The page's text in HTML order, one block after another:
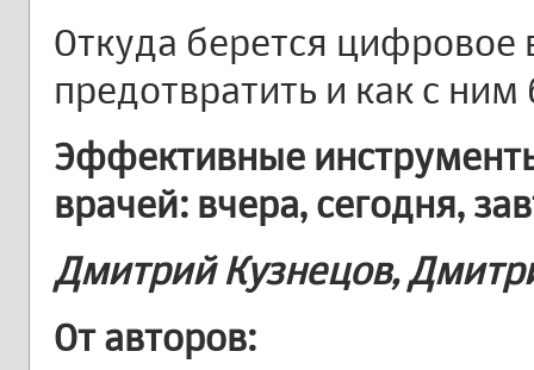
Откуда берется цифровое
предотвратить и как с ним
Эффективные
врачей: вчера, сегодня,
Дмитрий Кузнецов,
От авторов: